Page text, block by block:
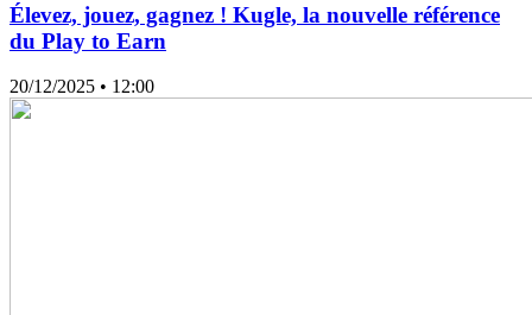
Élevez, jouez, gagnez ! Kugle, la nouvelle référence
du Play to Earn
20/12/2025 • 12:00